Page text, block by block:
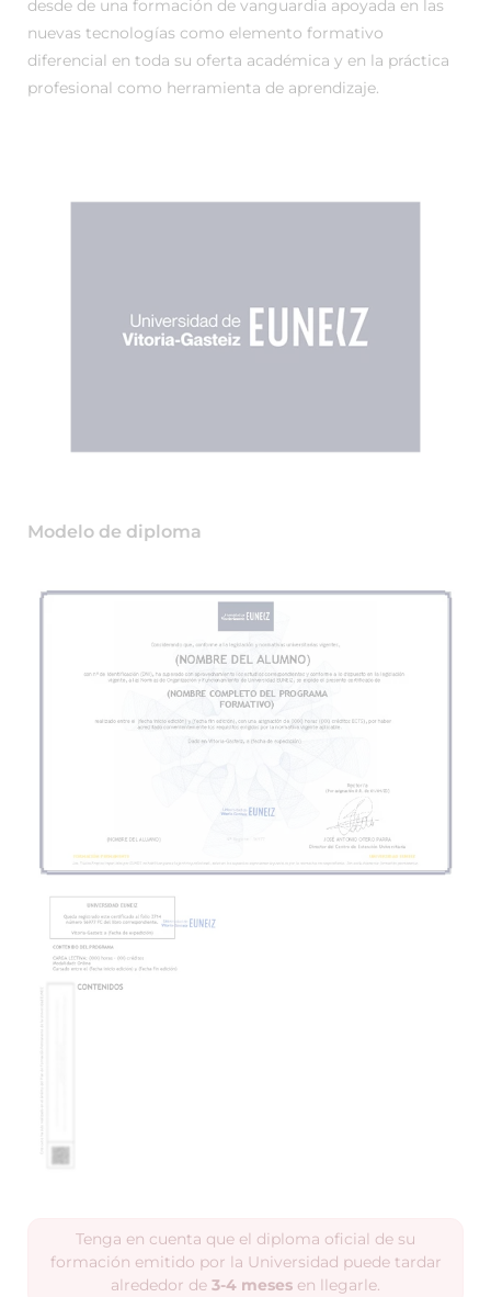
desde de una formación de vanguardia apoyada en las
nuevas tecnologías como elemento formativo
diferencial en toda su oferta académica y en la práctica
profesional como herramienta de aprendizaje.
Modelo de diploma
Tenga en cuenta que el diploma oficial de su
formación emitido por la Universidad puede tardar
alrededor de 3-4 meses en llegarle.